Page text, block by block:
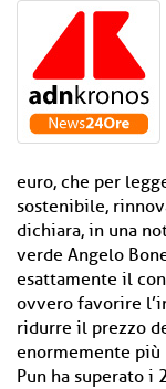
euro, che per
sostenibile,
dichiara, in una
verde Angelo
esattamente il
ovvero favorire
ridurre il prezzo
enormemente più
Pun ha superato i